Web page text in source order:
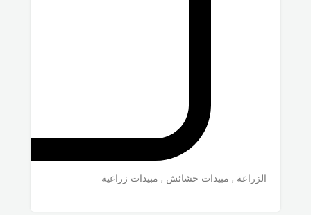
الزراعة , مبيدات حشائش , مبيدات زراعية